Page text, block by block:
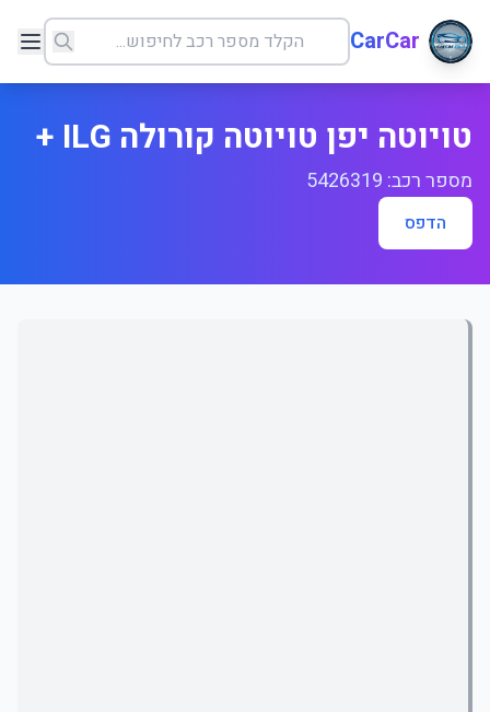
CarCar
טויוטה יפן טויוטה קורולה ILG +
מספר רכב: 5426319
הדפס